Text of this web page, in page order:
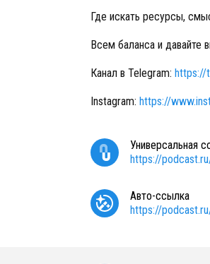
Где искать ресурсы,
Всем баланса и давайте
Канал в Telegram: https://
Instagram: https://
Универсальная
https://
Авто-ссылка
https://